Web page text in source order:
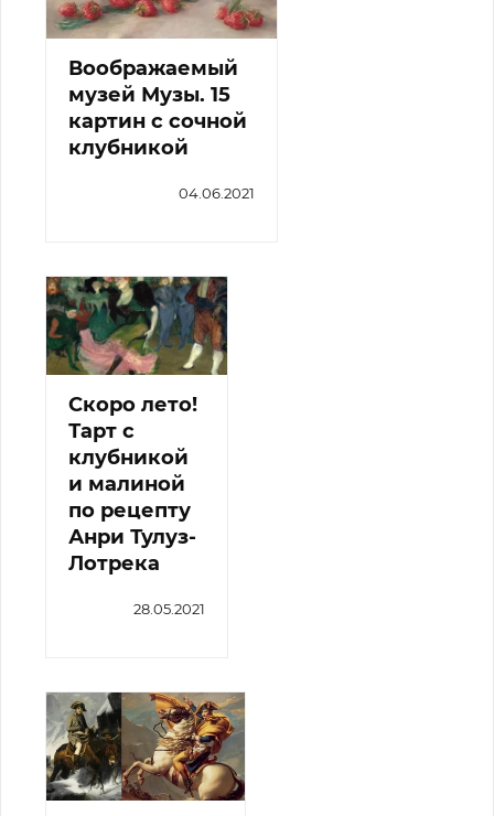
Воображаемый
музей Музы. 15
картин с сочной
клубникой
04.06.2021
Скоро лето!
Тарт с
клубникой
и малиной
по рецепту
Анри Тулуз-
Лотрека
28.05.2021